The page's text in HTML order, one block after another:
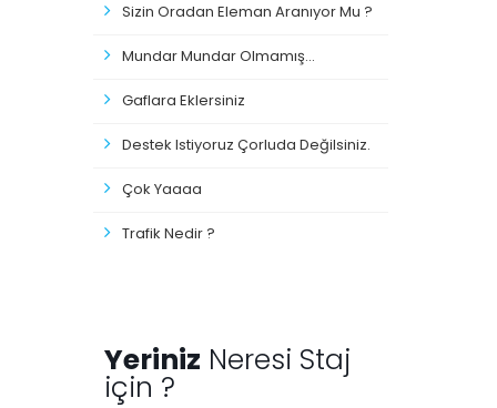
Sizin Oradan Eleman Aranıyor Mu ?
Mundar Mundar Olmamış...
Gaflara Eklersiniz
Destek Istiyoruz Çorluda Değilsiniz.
Çok Yaaaa
Trafik Nedir ?
Yeriniz Neresi Staj
için ?